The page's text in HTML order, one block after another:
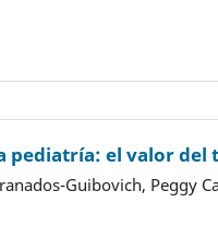
pediatría: el valor
Guibovich, Peggy